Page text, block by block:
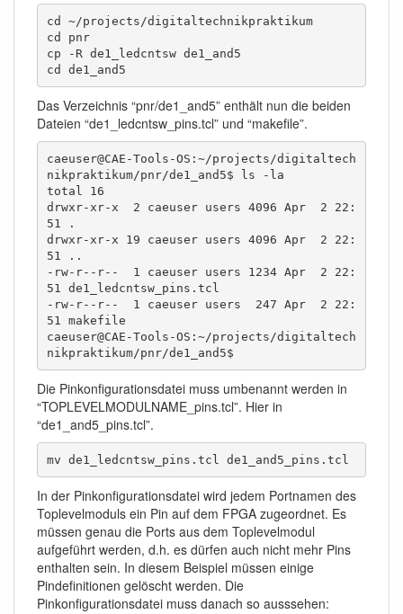
cd ~/projects/digitaltechnikpraktikum
cd pnr
cp -R de1_ledcntsw de1_and5
cd de1_and5
Das Verzeichnis “pnr/de1_and5” enthält nun die beiden
Dateien “de1_ledcntsw_pins.tcl” und “makefile”.
caeuser@CAE-Tools-OS:~/projects/digitaltech
nikpraktikum/pnr/de1_and5$ ls -la
total 16
drwxr-xr-x  2 caeuser users 4096 Apr  2 22:
51 .
drwxr-xr-x 19 caeuser users 4096 Apr  2 22:
51 ..
-rw-r--r--  1 caeuser users 1234 Apr  2 22:
51 de1_ledcntsw_pins.tcl
-rw-r--r--  1 caeuser users  247 Apr  2 22:
51 makefile
caeuser@CAE-Tools-OS:~/projects/digitaltech
nikpraktikum/pnr/de1_and5$
Die Pinkonfigurationsdatei muss umbenannt werden in
“TOPLEVELMODULNAME_pins.tcl”. Hier in
“de1_and5_pins.tcl”.
mv de1_ledcntsw_pins.tcl de1_and5_pins.tcl
In der Pinkonfigurationsdatei wird jedem Portnamen des
Toplevelmoduls ein Pin auf dem FPGA zugeordnet. Es
müssen genau die Ports aus dem Toplevelmodul
aufgeführt werden, d.h. es dürfen auch nicht mehr Pins
enthalten sein. In diesem Beispiel müssen einige
Pindefinitionen gelöscht werden. Die
Pinkonfigurationsdatei muss danach so ausssehen: